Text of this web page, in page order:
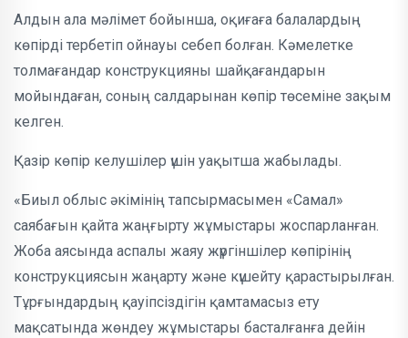
Алдын ала мәлімет бойынша, оқиғаға балалардың
көпірді тербетіп ойнауы себеп болған. Кәмелетке
толмағандар конструкцияны шайқағандарын
мойындаған, соның салдарынан көпір төсеміне зақым
келген.
Қазір көпір келушілер үшін уақытша жабылады.
«Биыл облыс әкімінің тапсырмасымен «Самал»
саябағын қайта жаңғырту жұмыстары жоспарланған.
Жоба аясында аспалы жаяу жүргіншілер көпірінің
конструкциясын жаңарту және күшейту қарастырылған.
Тұрғындардың қауіпсіздігін қамтамасыз ету
мақсатында жөндеу жұмыстары басталғанға дейін